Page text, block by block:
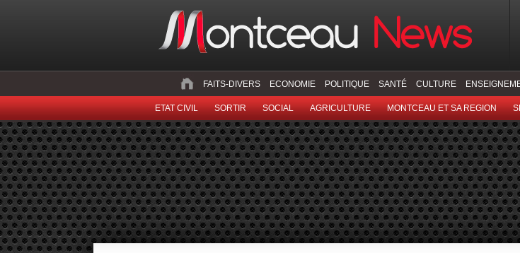
FAITS-DIVERS ECONOMIE POLITIQUE SANTÉ CULTURE
ETAT CIVIL SORTIR SOCIAL AGRICULTURE MONTCEAU ET SA REGION